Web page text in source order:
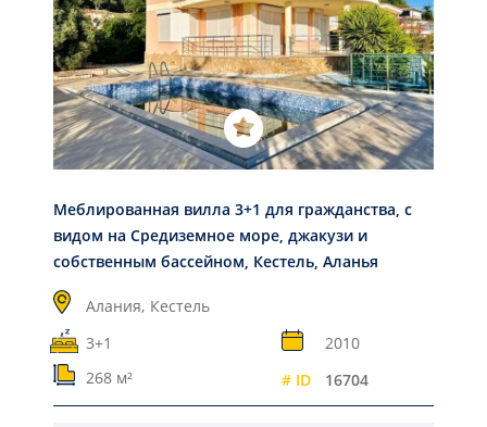
Меблированная вилла 3+1 для гражданства, с
видом на Средиземное море, джакузи и
собственным бассейном, Кестель, Аланья
Алания, Кестель
3+1
2010
268 м²
# ID 16704